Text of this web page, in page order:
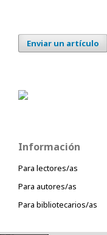
Enviar un artículo
Información
Para lectores/as
Para autores/as
Para bibliotecarios/as